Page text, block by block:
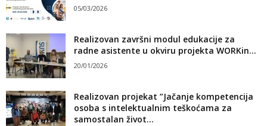
05/03/2026
Realizovan završni modul edukacije za
radne asistente u okviru projekta WORKin...
20/01/2026
Realizovan projekat ”Jačanje kompetencija
osoba s intelektualnim teškoćama za
samostalan život...